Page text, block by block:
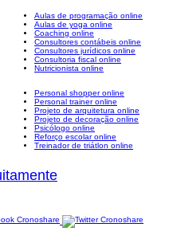
Aulas de programação online
Aulas de yoga online
Coaching online
Consultores contábeis online
Consultores jurídicos online
Consultoria fiscal online
Nutricionista online
Personal shopper online
Personal trainer online
Projeto de arquitetura online
Projeto de decoração online
Psicólogo online
Reforço escolar online
Treinador de triátlon online